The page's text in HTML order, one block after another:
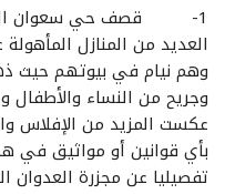
1- قصف حي سعوان
العديد من المنازل
وهم نيام في بيوتهم حيث
وجريح من النساء والأطفال
عكست المزيد من الإفلاس
بأي قوانين أو مواثيق في
تفصيليا عن مجزرة